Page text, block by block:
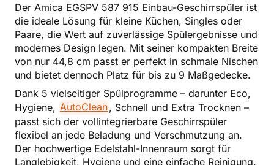
Der Amica EGSPV 587 915 Einbau-Geschirrspüler ist
die ideale Lösung für kleine Küchen, Singles oder
Paare, die Wert auf zuverlässige Spülergebnisse und
modernes Design legen. Mit seiner kompakten Breite
von nur 44,8 cm passt er perfekt in schmale Nischen
und bietet dennoch Platz für bis zu 9 Maßgedecke.
Dank 5 vielseitiger Spülprogramme – darunter Eco,
Hygiene, AutoClean, Schnell und Extra Trocknen –
passt sich der vollintegrierbare Geschirrspüler
flexibel an jede Beladung und Verschmutzung an.
Der hochwertige Edelstahl-Innenraum sorgt für
Langlebigkeit, Hygiene und eine einfache Reinigung.